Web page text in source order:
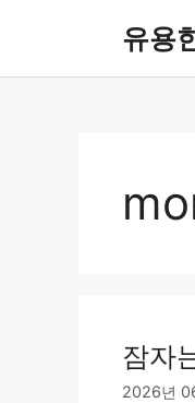
유용
잠자
2026년